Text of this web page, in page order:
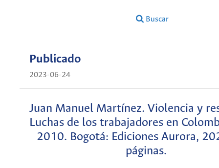
Buscar
Publicado
2023-06-24
Juan Manuel Martínez. Violencia y
Luchas de los trabajadores en
2010. Bogotá: Ediciones Aurora,
páginas.